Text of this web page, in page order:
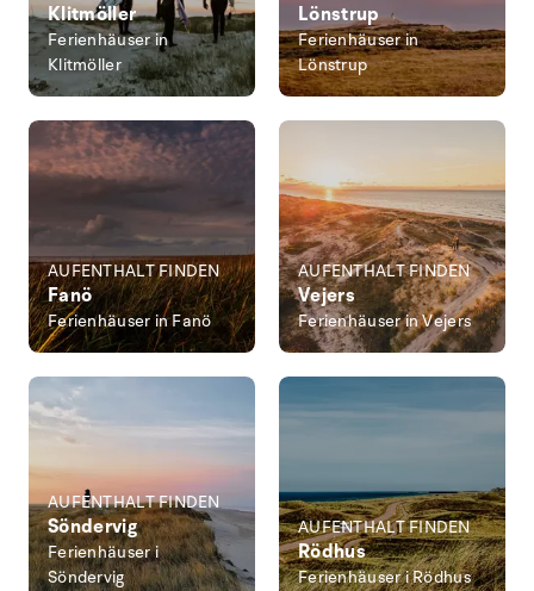
Klitmöller
Ferienhäuser in
Klitmöller
Lönstrup
Ferienhäuser in
Lönstrup
AUFENTHALT FINDEN
Fanö
Ferienhäuser in Fanö
AUFENTHALT FINDEN
Vejers
Ferienhäuser in Vejers
AUFENTHALT FINDEN
Söndervig
Ferienhäuser i
Söndervig
AUFENTHALT FINDEN
Rödhus
Ferienhäuser i Rödhus